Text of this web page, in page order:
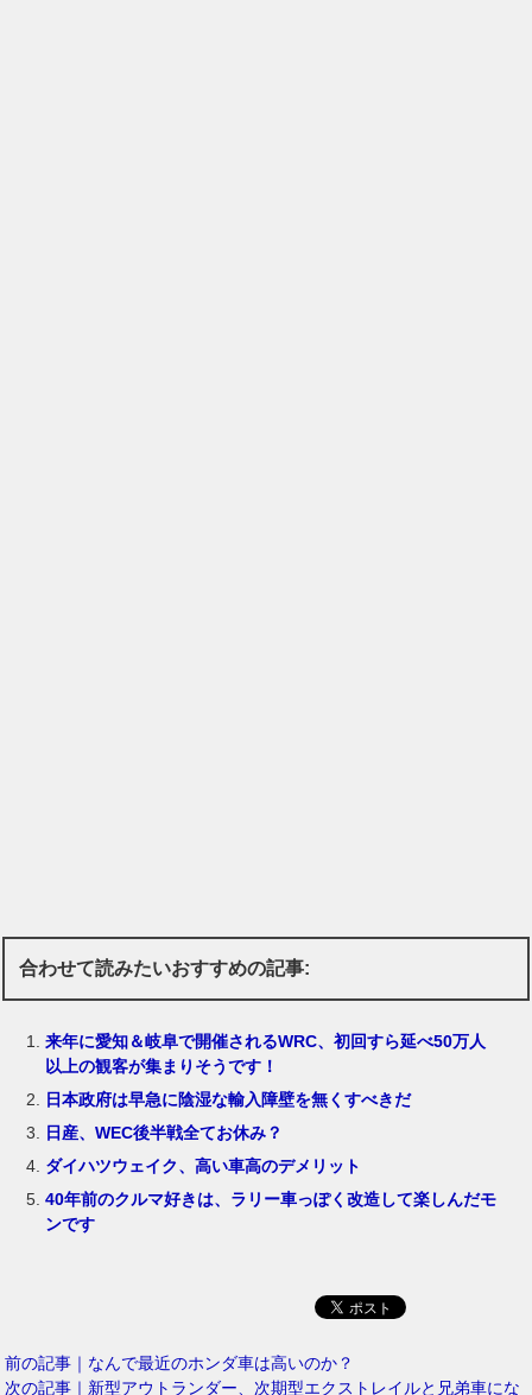
合わせて読みたいおすすめの記事:
来年に愛知＆岐阜で開催されるWRC、初回すら延べ50万人
以上の観客が集まりそうです！
日本政府は早急に陰湿な輸入障壁を無くすべきだ
日産、WEC後半戦全てお休み？
ダイハツウェイク、高い車高のデメリット
40年前のクルマ好きは、ラリー車っぽく改造して楽しんだモ
ンです
前の記事｜なんで最近のホンダ車は高いのか？
次の記事｜新型アウトランダー、次期型エクストレイルと兄弟車にな